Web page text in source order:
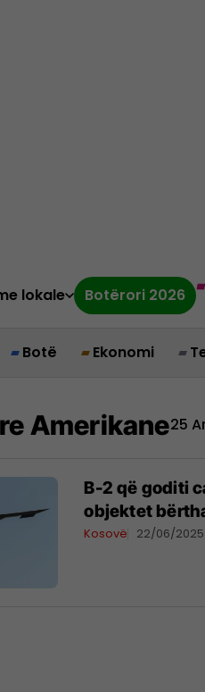
lokale Botërori 2026
Botë Ekonomi
Amerikane25
B-2 që goditi
objektet
Kosovë 22/06/2025